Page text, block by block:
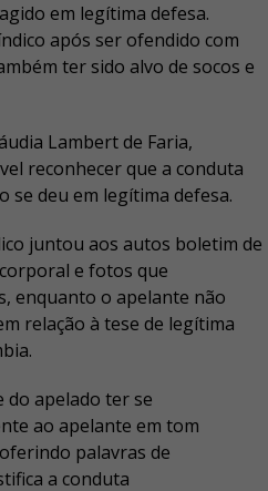
em legítima defesa.
após ser ofendido com
ter sido alvo de socos e
Lambert de Faria,
reconhecer que a conduta
deu em legítima defesa.
juntou aos autos boletim de
e fotos que
enquanto o apelante não
relação à tese de legítima
do apelado ter se
ao apelante em tom
palavras de
a conduta